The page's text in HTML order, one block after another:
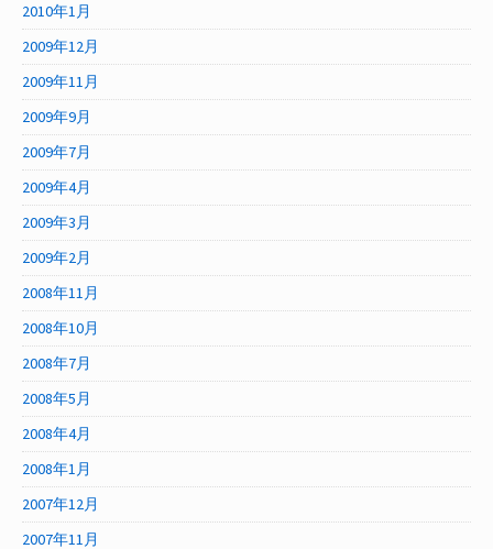
2010年1月
2009年12月
2009年11月
2009年9月
2009年7月
2009年4月
2009年3月
2009年2月
2008年11月
2008年10月
2008年7月
2008年5月
2008年4月
2008年1月
2007年12月
2007年11月